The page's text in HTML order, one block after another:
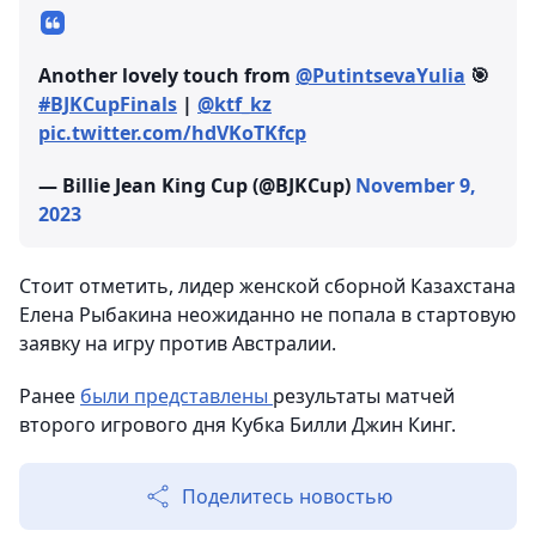
Another lovely touch from @PutintsevaYulia 🎯
#BJKCupFinals | @ktf_kz
pic.twitter.com/hdVKoTKfcp
— Billie Jean King Cup (@BJKCup) November 9,
2023
Стоит отметить, лидер женской сборной Казахстана
Елена Рыбакина неожиданно не попала в стартовую
заявку на игру против Австралии.
Ранее были представлены результаты матчей
второго игрового дня Кубка Билли Джин Кинг.
Поделитесь новостью